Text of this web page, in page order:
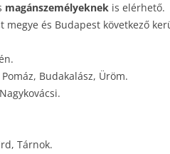
magánszemélyeknek is elérhető.
megye és Budapest következő
Budakalász, Üröm.
Tárnok.